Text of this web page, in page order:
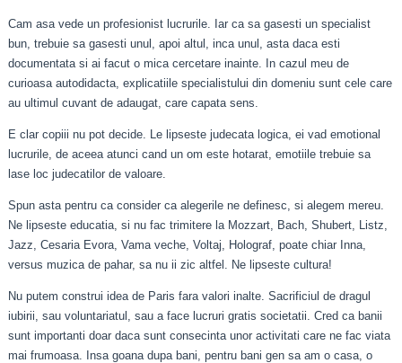
Cam asa vede un profesionist lucrurile. Iar ca sa gasesti un specialist
bun, trebuie sa gasesti unul, apoi altul, inca unul, asta daca esti
documentata si ai facut o mica cercetare inainte. In cazul meu de
curioasa autodidacta, explicatiile specialistului din domeniu sunt cele care
au ultimul cuvant de adaugat, care capata sens.
E clar copiii nu pot decide. Le lipseste judecata logica, ei vad emotional
lucrurile, de aceea atunci cand un om este hotarat, emotiile trebuie sa
lase loc judecatilor de valoare.
Spun asta pentru ca consider ca alegerile ne definesc, si alegem mereu.
Ne lipseste educatia, si nu fac trimitere la Mozzart, Bach, Shubert, Listz,
Jazz, Cesaria Evora, Vama veche, Voltaj, Holograf, poate chiar Inna,
versus muzica de pahar, sa nu ii zic altfel. Ne lipseste cultura!
Nu putem construi idea de Paris fara valori inalte. Sacrificiul de dragul
iubirii, sau voluntariatul, sau a face lucruri gratis societatii. Cred ca banii
sunt importanti doar daca sunt consecinta unor activitati care ne fac viata
mai frumoasa. Insa goana dupa bani, pentru bani gen sa am o casa, o